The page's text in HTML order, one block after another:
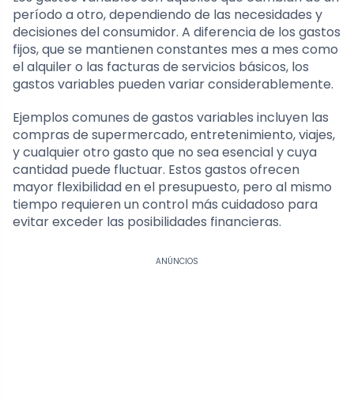
período a otro, dependiendo de las necesidades y
decisiones del consumidor. A diferencia de los gastos
fijos, que se mantienen constantes mes a mes como
el alquiler o las facturas de servicios básicos, los
gastos variables pueden variar considerablemente.
Ejemplos comunes de gastos variables incluyen las
compras de supermercado, entretenimiento, viajes,
y cualquier otro gasto que no sea esencial y cuya
cantidad puede fluctuar. Estos gastos ofrecen
mayor flexibilidad en el presupuesto, pero al mismo
tiempo requieren un control más cuidadoso para
evitar exceder las posibilidades financieras.
ANÚNCIOS